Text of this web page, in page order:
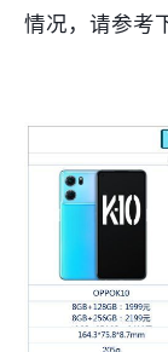
情况，请参考